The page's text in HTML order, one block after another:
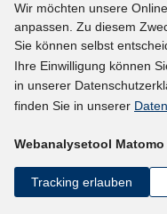
Schule und
Handlungsleitfaden
Ausbildungsreife
Bundesagentur für
mehr Informationen
Wir möchten unsere
anpassen. Zu diesem
Sie können selbst
Ihre Einwilligung können
in unserer
finden Sie in unserer
Webanalysetool Matomo
Tracking erlauben